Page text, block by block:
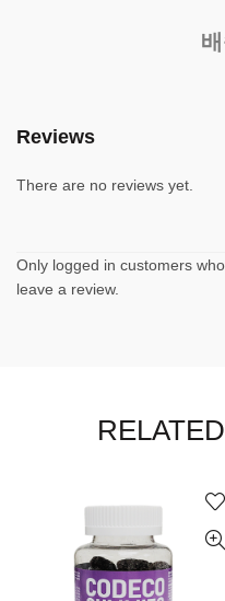
Reviews
There are no reviews yet.
Only logged in customers
leave a review.